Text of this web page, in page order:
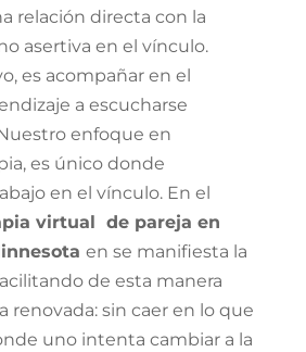
relación directa con la
asertiva en el vínculo.
es acompañar en el
a escucharse
enfoque en
es único donde
en el vínculo. En el
virtual de pareja en
en se manifiesta la
de esta manera
renovada: sin caer en lo que
uno intenta cambiar a la